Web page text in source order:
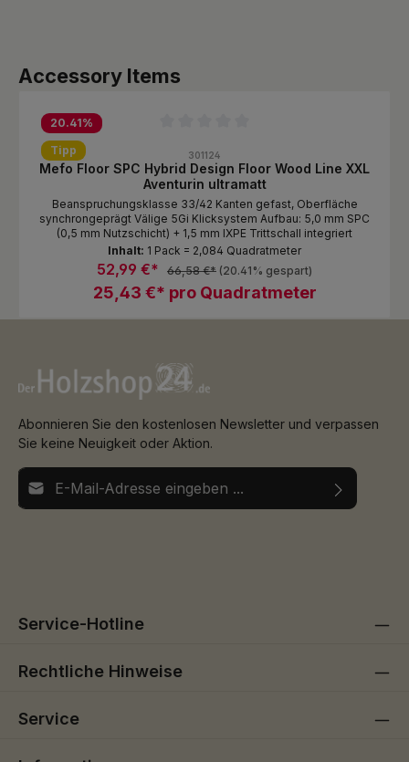
Produktgalerie überspringen
Accessory Items
20.41%
Tipp
Durchschnittliche Bewertung von 0 von 5 Sternen
301124
Mefo Floor SPC Hybrid Design Floor Wood Line XXL
Aventurin ultramatt
Beanspruchungsklasse 33/42 Kanten gefast, Oberfläche
synchrongeprägt Välige 5Gi Klicksystem Aufbau: 5,0 mm SPC
(0,5 mm Nutzschicht) + 1,5 mm IXPE Trittschall integriert
25,43 €* pro Quadratmeter
52,99 €* 66,58 €* (20.41% gespart)
Inhalt: 1 Pack = 2,084 Quadratmeter
Abonnieren Sie den kostenlosen Newsletter und verpassen
Sie keine Neuigkeit oder Aktion.
E-Mail-Adresse*
Service-Hotline
Rechtliche Hinweise
Service